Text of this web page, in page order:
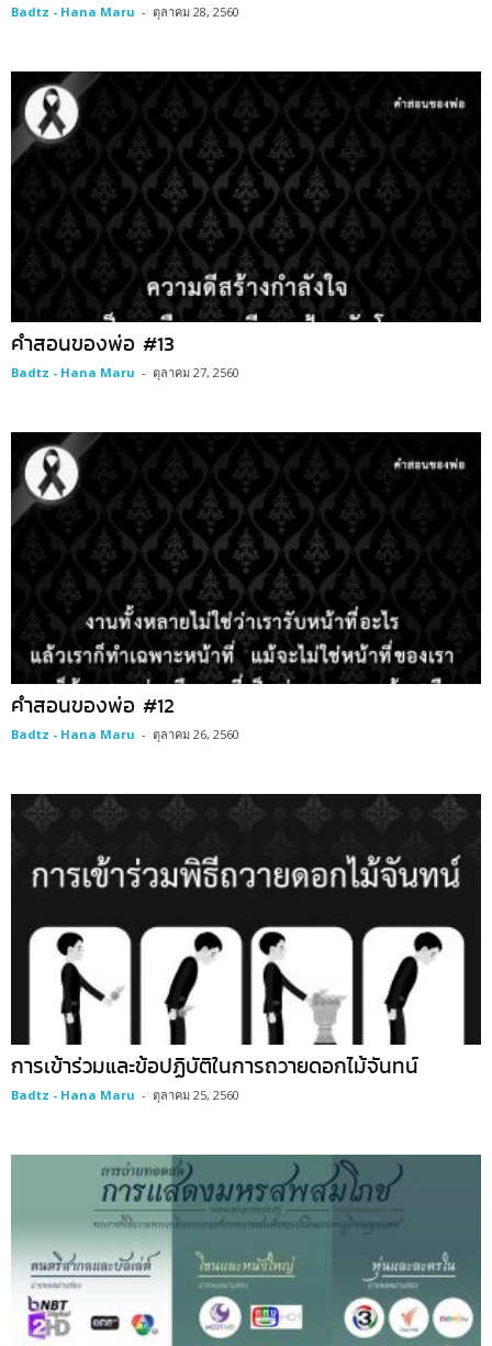
Badtz - Hana Maru - ตุลาคม 28, 2560
คำสอนของพ่อ #13
Badtz - Hana Maru - ตุลาคม 27, 2560
คำสอนของพ่อ #12
Badtz - Hana Maru - ตุลาคม 26, 2560
การเข้าร่วมและข้อปฏิบัติในการถวายดอกไม้จันทน์
Badtz - Hana Maru - ตุลาคม 25, 2560